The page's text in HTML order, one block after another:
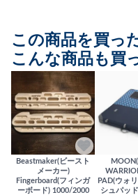
この商品を買っ
こんな商品も買
Beastmaker(ビースト
メーカー)
Fingerboard(フィンガ
ーボード) 1000/2000
PAD(ウォ
シュパッ